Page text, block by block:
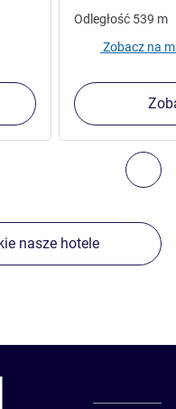
w pobliżu
w pobliżu 1 :, Inne nasze
Odległość 539 m
Zobacz na
nasze hotele